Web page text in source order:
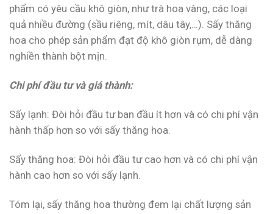
phẩm có yêu cầu khô giòn, như trà hoa vàng, các loại
quả nhiều đường (sầu riêng, mít, dâu tây,…). Sấy thăng
hoa cho phép sản phẩm đạt độ khô giòn rụm, dễ dàng
nghiền thành bột mịn.
Chi phí đầu tư và giá thành:
Sấy lạnh: Đòi hỏi đầu tư ban đầu ít hơn và có chi phí vận
hành thấp hơn so với sấy thăng hoa.
Sấy thăng hoa: Đòi hỏi đầu tư cao hơn và có chi phí vận
hành cao hơn so với sấy lạnh.
Tóm lại, sấy thăng hoa thường đem lại chất lượng sản